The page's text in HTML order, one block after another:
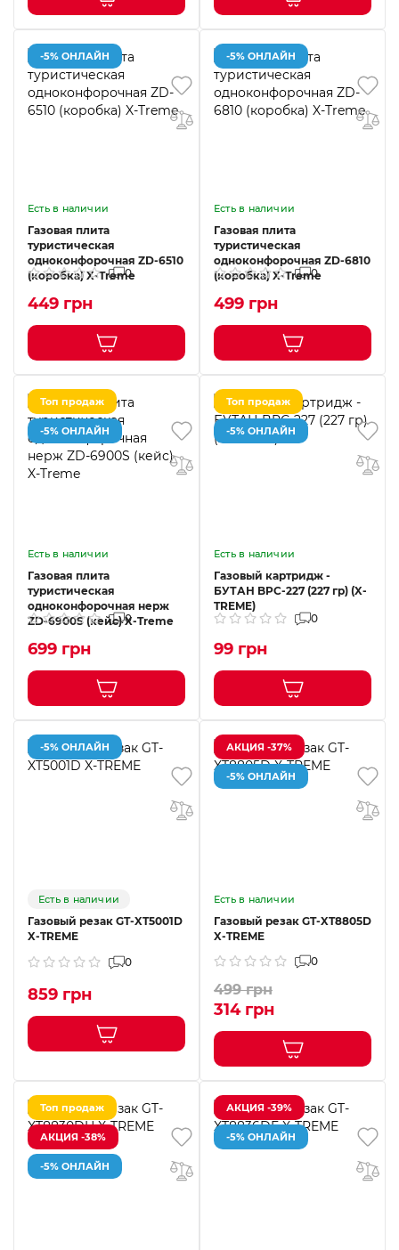
-5% ОНЛАЙН
Есть в наличии
Газовая плита
туристическая
одноконфорочная ZD-6510
(коробка) X-Treme
0
449 грн
-5% ОНЛАЙН
Есть в наличии
Газовая плита
туристическая
одноконфорочная ZD-6810
(коробка) X-Treme
0
499 грн
Топ продаж
-5% ОНЛАЙН
Есть в наличии
Газовая плита
туристическая
одноконфорочная нерж
ZD-6900S (кейс) X-Treme
0
699 грн
Топ продаж
-5% ОНЛАЙН
Есть в наличии
Газовый картридж -
БУТАН BPС-227 (227 гр) (X-
TREME)
0
99 грн
-5% ОНЛАЙН
Есть в наличии
Газовый резак GT-XT5001D
X-TREME
0
859 грн
АКЦИЯ -37%
-5% ОНЛАЙН
Есть в наличии
Газовый резак GT-XT8805D
X-TREME
0
499 грн
314 грн
Топ продаж
АКЦИЯ -38%
-5% ОНЛАЙН
АКЦИЯ -39%
-5% ОНЛАЙН